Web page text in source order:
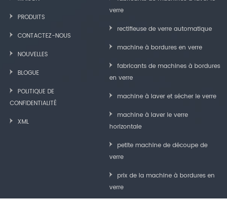
PRODUITS
CONTACTEZ-NOUS
NOUVELLES
BLOGUE
POLITIQUE DE
CONFIDENTIALITÉ
XML
verre
rectifieuse de verre automatique
machine à bordures en verre
fabricants de machines à bordures
en verre
machine à laver et sécher le verre
machine à laver le verre
horizontale
petite machine de découpe de
verre
prix de la machine à bordures en
verre